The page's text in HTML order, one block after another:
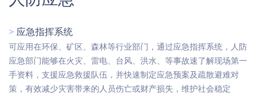
> 应急指挥系统
可应用在环保、矿区、森林等行业部门，通过应急指挥系统，人防
应急部门能够在火灾、雷电、台风、洪水、等事故速了解现场第一
手资料，支援应急救援队伍，并快速制定应急预案及疏散避难对
策，有效减少灾害带来的人员伤亡或财产损失，维护社会稳定